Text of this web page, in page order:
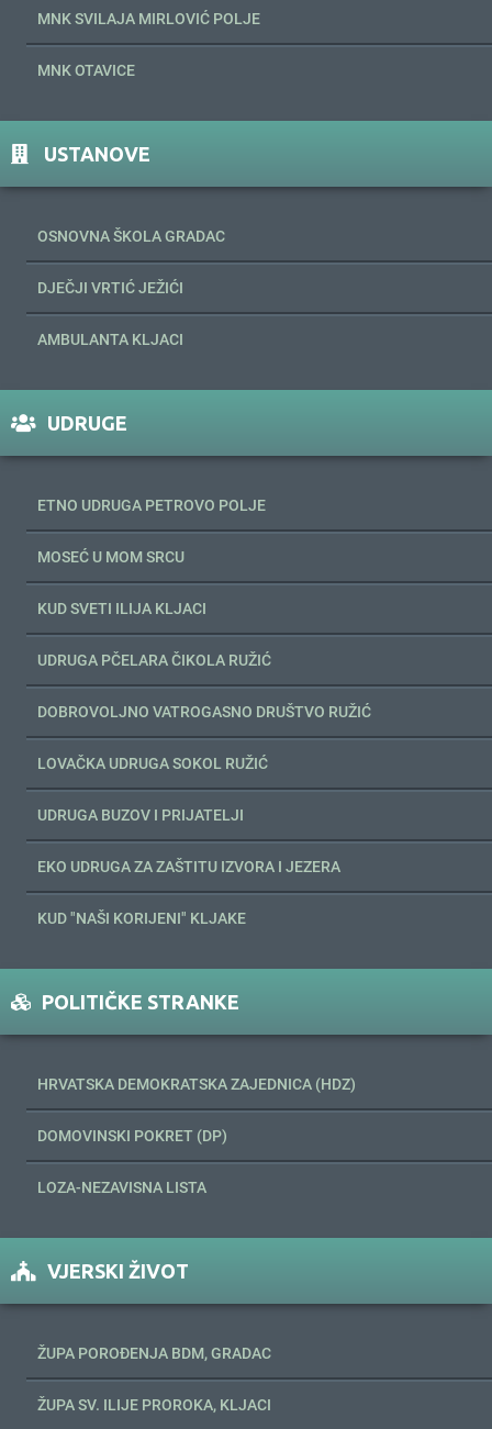
MNK SVILAJA MIRLOVIĆ POLJE
MNK OTAVICE
USTANOVE
OSNOVNA ŠKOLA GRADAC
DJEČJI VRTIĆ JEŽIĆI
AMBULANTA KLJACI
UDRUGE
ETNO UDRUGA PETROVO POLJE
MOSEĆ U MOM SRCU
KUD SVETI ILIJA KLJACI
UDRUGA PČELARA ČIKOLA RUŽIĆ
DOBROVOLJNO VATROGASNO DRUŠTVO RUŽIĆ
LOVAČKA UDRUGA SOKOL RUŽIĆ
UDRUGA BUZOV I PRIJATELJI
EKO UDRUGA ZA ZAŠTITU IZVORA I JEZERA
KUD "NAŠI KORIJENI" KLJAKE
POLITIČKE STRANKE
HRVATSKA DEMOKRATSKA ZAJEDNICA (HDZ)
DOMOVINSKI POKRET (DP)
LOZA-NEZAVISNA LISTA
VJERSKI ŽIVOT
ŽUPA POROĐENJA BDM, GRADAC
ŽUPA SV. ILIJE PROROKA, KLJACI